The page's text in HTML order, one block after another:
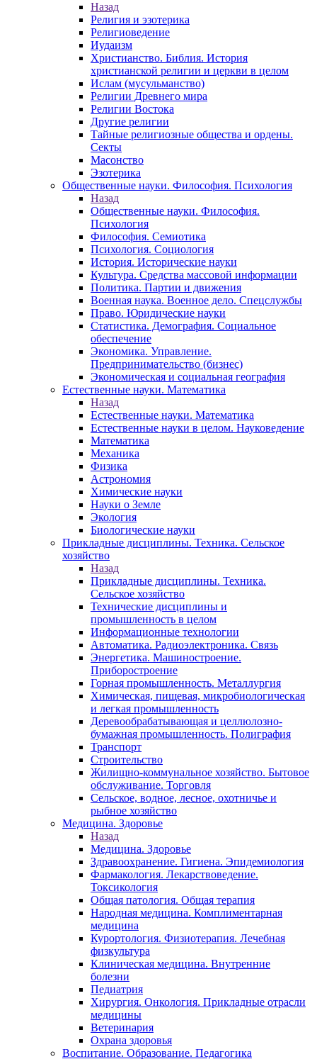
Назад
Религия и эзотерика
Религиоведение
Иудаизм
Христианство. Библия. История
христианской религии и церкви в целом
Ислам (мусульманство)
Религии Древнего мира
Религии Востока
Другие религии
Тайные религиозные общества и ордены.
Секты
Масонство
Эзотерика
Общественные науки. Философия. Психология
Назад
Общественные науки. Философия.
Психология
Философия. Семиотика
Психология. Социология
История. Исторические науки
Культура. Средства массовой информации
Политика. Партии и движения
Военная наука. Военное дело. Спецслужбы
Право. Юридические науки
Статистика. Демография. Социальное
обеспечение
Экономика. Управление.
Предпринимательство (бизнес)
Экономическая и социальная география
Естественные науки. Математика
Назад
Естественные науки. Математика
Естественные науки в целом. Науковедение
Математика
Механика
Физика
Астрономия
Химические науки
Науки о Земле
Экология
Биологические науки
Прикладные дисциплины. Техника. Сельское
хозяйство
Назад
Прикладные дисциплины. Техника.
Сельское хозяйство
Технические дисциплины и
промышленность в целом
Информационные технологии
Автоматика. Радиоэлектроника. Связь
Энергетика. Машиностроение.
Приборостроение
Горная промышленность. Металлургия
Химическая, пищевая, микробиологическая
и легкая промышленность
Деревообрабатывающая и целлюлозно-
бумажная промышленность. Полиграфия
Транспорт
Строительство
Жилищно-коммунальное хозяйство. Бытовое
обслуживание. Торговля
Сельское, водное, лесное, охотничье и
рыбное хозяйство
Медицина. Здоровье
Назад
Медицина. Здоровье
Здравоохранение. Гигиена. Эпидемиология
Фармакология. Лекарствоведение.
Токсикология
Общая патология. Общая терапия
Народная медицина. Комплиментарная
медицина
Курортология. Физиотерапия. Лечебная
физкультура
Клиническая медицина. Внутренние
болезни
Педиатрия
Хирургия. Онкология. Прикладные отрасли
медицины
Ветеринария
Охрана здоровья
Воспитание. Образование. Педагогика